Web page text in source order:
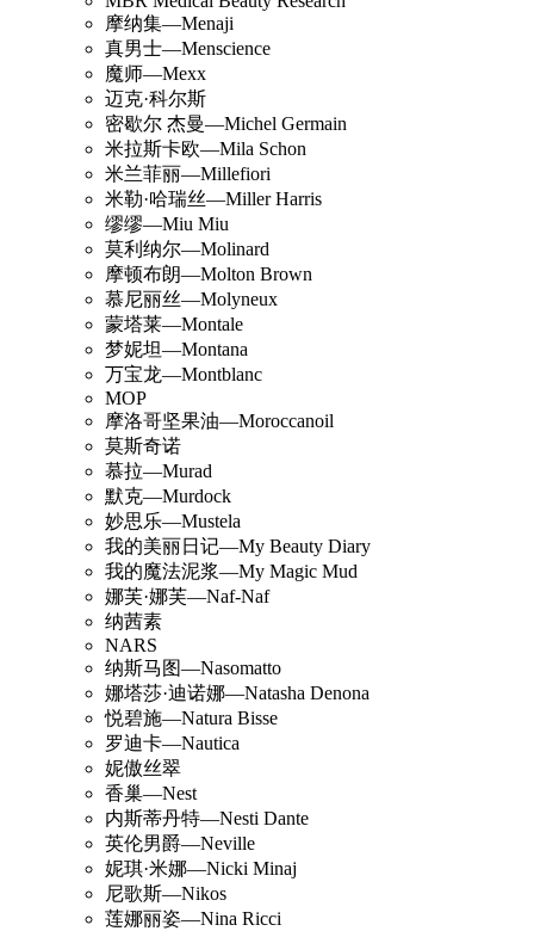
摩纳集—Menaji
真男士—Menscience
魔师—Mexx
迈克·科尔斯
密歇尔 杰曼—Michel Germain
米拉斯卡欧—Mila Schon
米兰菲丽—Millefiori
米勒·哈瑞丝—Miller Harris
缪缪—Miu Miu
莫利纳尔—Molinard
摩顿布朗—Molton Brown
慕尼丽丝—Molyneux
蒙塔莱—Montale
梦妮坦—Montana
万宝龙—Montblanc
MOP
摩洛哥坚果油—Moroccanoil
莫斯奇诺
慕拉—Murad
默克—Murdock
妙思乐—Mustela
我的美丽日记—My Beauty Diary
我的魔法泥浆—My Magic Mud
娜芙·娜芙—Naf-Naf
纳茜素
NARS
纳斯马图—Nasomatto
娜塔莎·迪诺娜—Natasha Denona
悦碧施—Natura Bisse
罗迪卡—Nautica
妮傲丝翠
香巢—Nest
内斯蒂丹特—Nesti Dante
英伦男爵—Neville
妮琪·米娜—Nicki Minaj
尼歌斯—Nikos
莲娜丽姿—Nina Ricci